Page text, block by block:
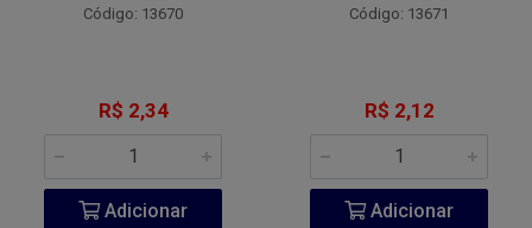
Código: 13670
R$ 2,34
Adicionar
Código: 13671
R$ 2,12
Adicionar